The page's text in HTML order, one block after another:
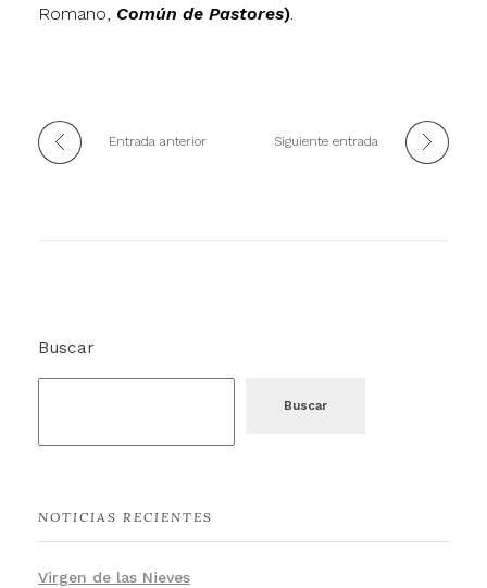
Romano, Común de Pastores).
Entrada anterior Siguiente entrada
Buscar
Buscar
NOTICIAS RECIENTES
Virgen de las Nieves